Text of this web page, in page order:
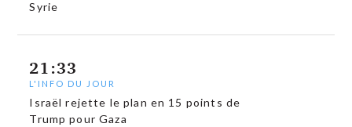
Syrie
21:33
L'INFO DU JOUR
Israël rejette le plan en 15 points de
Trump pour Gaza